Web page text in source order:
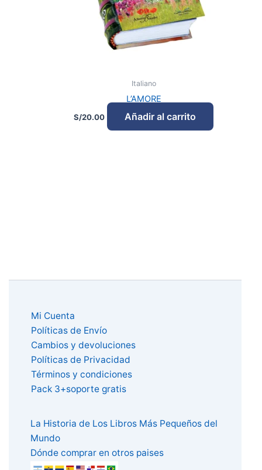
Italiano
L’AMORE
S/20.00 Añadir al carrito
Mi Cuenta
Políticas de Envío
Cambios y devoluciones
Políticas de Privacidad
Términos y condiciones
Pack 3+soporte gratis
La Historia de Los Libros Más Pequeños del
Mundo
Dónde comprar en otros paises